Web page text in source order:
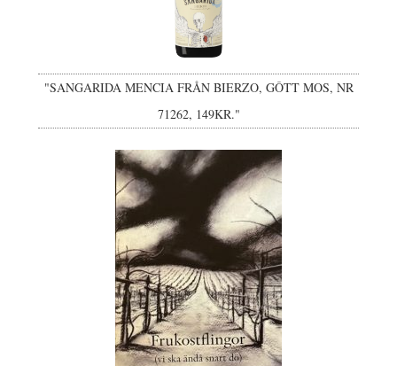
"SANGARIDA MENCIA FRÅN BIERZO, GÔTT MOS, NR
71262, 149KR."